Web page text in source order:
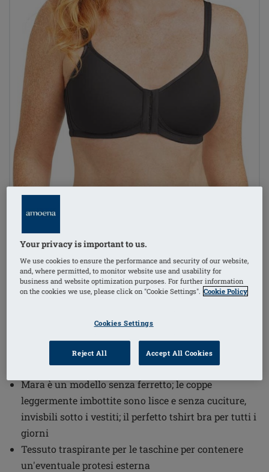
Codice ordine: 44742 Mara SBP FC
Mara è un modello senza ferretto; le coppe
leggermente imbottite sono lisce e senza cuciture,
invisbili sotto i vestiti; il perfetto tshirt bra per tutti i
giorni
Tessuto traspirante per le taschine per contenere
un'eventuale protesi esterna
Your privacy is important to us.
We use cookies to ensure the performance and security of our website,
and, where permitted, to monitor website use and usability for
business and website optimization purposes. For further information
on the cookies we use, please click on "Cookie Settings". Cookie Policy
Cookies Settings
Reject All Accept All Cookies